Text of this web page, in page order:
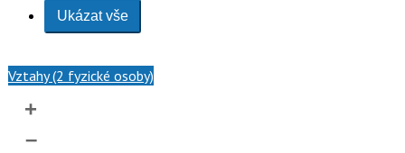
Ukázat vše
Vztahy (2 fyzické osoby)
+
–